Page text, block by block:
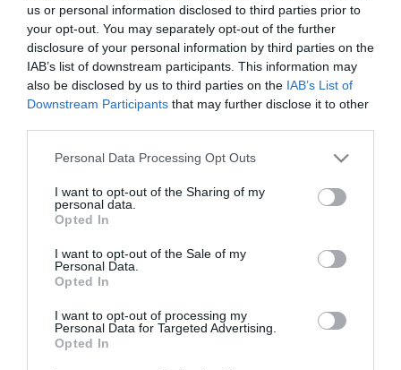
us or personal information disclosed to third parties prior to
your opt-out. You may separately opt-out of the further
disclosure of your personal information by third parties on the
IAB’s list of downstream participants. This information may
also be disclosed by us to third parties on the IAB’s List of
Downstream Participants that may further disclose it to other
Please note that this website/app uses one or more Google
not limited to your visit or usage behaviour. You may click to
grant or deny consent to Google and its third-party tags to
use your data for below specified purposes in below Google
consent section.
Personal Data Processing Opt Outs
I want to opt-out of the Sharing of my
personal data.
Opted In
I want to opt-out of the Sale of my
Personal Data.
Opted In
I want to opt-out of processing my
Personal Data for Targeted Advertising.
Opted In
ομάδας για την προσεχή διετία.
Ο κ. Φρέιτας θα αναχωρήσει αύριο για την
Πορτογαλία και θα επιστρέψει στη χώρα μας για
ΠΑΕ